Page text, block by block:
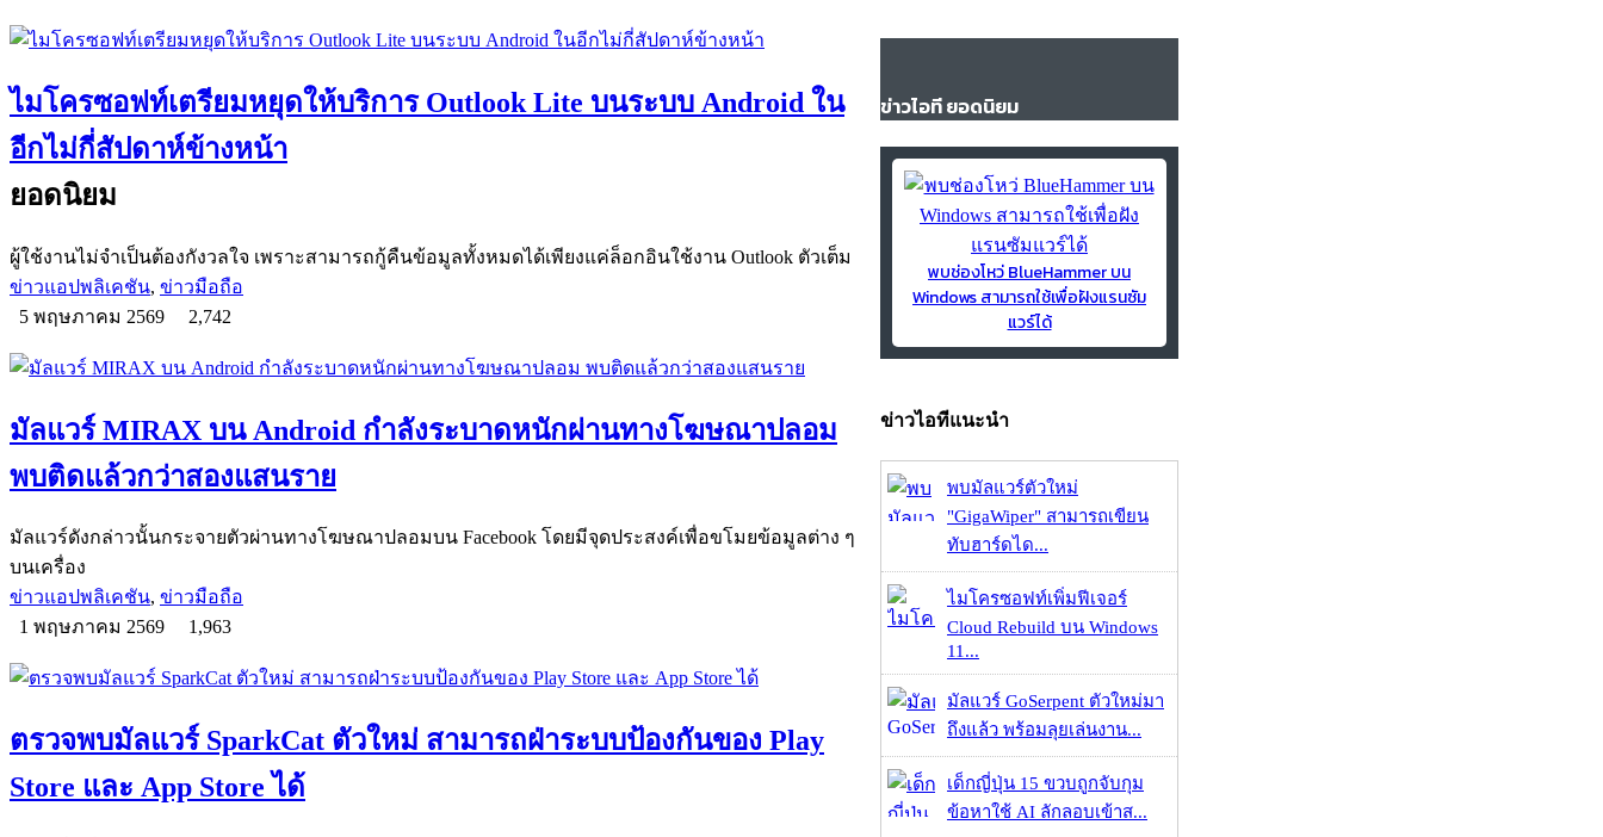
ไมโครซอฟท์เตรียมหยุดให้บริการ Outlook Lite บนระบบ Android ใน
อีกไม่กี่สัปดาห์ข้างหน้า
ยอดนิยม
ผู้ใช้งานไม่จำเป็นต้องกังวลใจ เพราะสามารถกู้คืนข้อมูลทั้งหมดได้เพียงแค่ล็อกอินใช้งาน Outlook ตัวเต็ม
ข่าวแอปพลิเคชัน, ข่าวมือถือ
5 พฤษภาคม 2569
2,742
มัลแวร์ MIRAX บน Android กำลังระบาดหนักผ่านทางโฆษณาปลอม
พบติดแล้วกว่าสองแสนราย
มัลแวร์ดังกล่าวนั้นกระจายตัวผ่านทางโฆษณาปลอมบน Facebook โดยมีจุดประสงค์เพื่อขโมยข้อมูลต่าง ๆ
บนเครื่อง
ข่าวแอปพลิเคชัน, ข่าวมือถือ
1 พฤษภาคม 2569
1,963
ตรวจพบมัลแวร์ SparkCat ตัวใหม่ สามารถฝ่าระบบป้องกันของ Play
Store และ App Store ได้
ข่าวไอที ยอดนิยม
พบช่องโหว่ BlueHammer บน
Windows สามารถใช้เพื่อฝังแรนซัม
แวร์ได้
ข่าวไอทีแนะนำ
พบมัลแวร์ตัวใหม่
"GigaWiper" สามารถเขียน
ทับฮาร์ดได...
ไมโครซอฟท์เพิ่มฟีเจอร์
Cloud Rebuild บน Windows
11...
มัลแวร์ GoSerpent ตัวใหม่มา
ถึงแล้ว พร้อมลุยเล่นงาน...
เด็กญี่ปุ่น 15 ขวบถูกจับกุม
ข้อหาใช้ AI ลักลอบเข้าส...